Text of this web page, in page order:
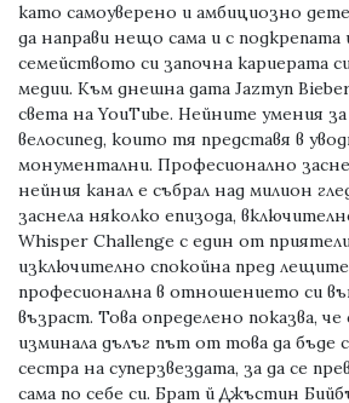
като самоуверено и амбициозно
да направи нещо сама и с
семейството си започна кариерата
медии. Към днешна дата Jazmyn
света на YouTube. Нейните умения
велосипед, които тя представя в
монументални. Професионално
нейния канал е събрал над милион
заснела няколко епизода,
Whisper Challenge с един от
изключително спокойна пред
професионална в отношението си
възраст. Това определено показва,
изминала дълъг път от това да бъде
сестра на суперзвездата, за да се
сама по себе си. Брат й Джъстин